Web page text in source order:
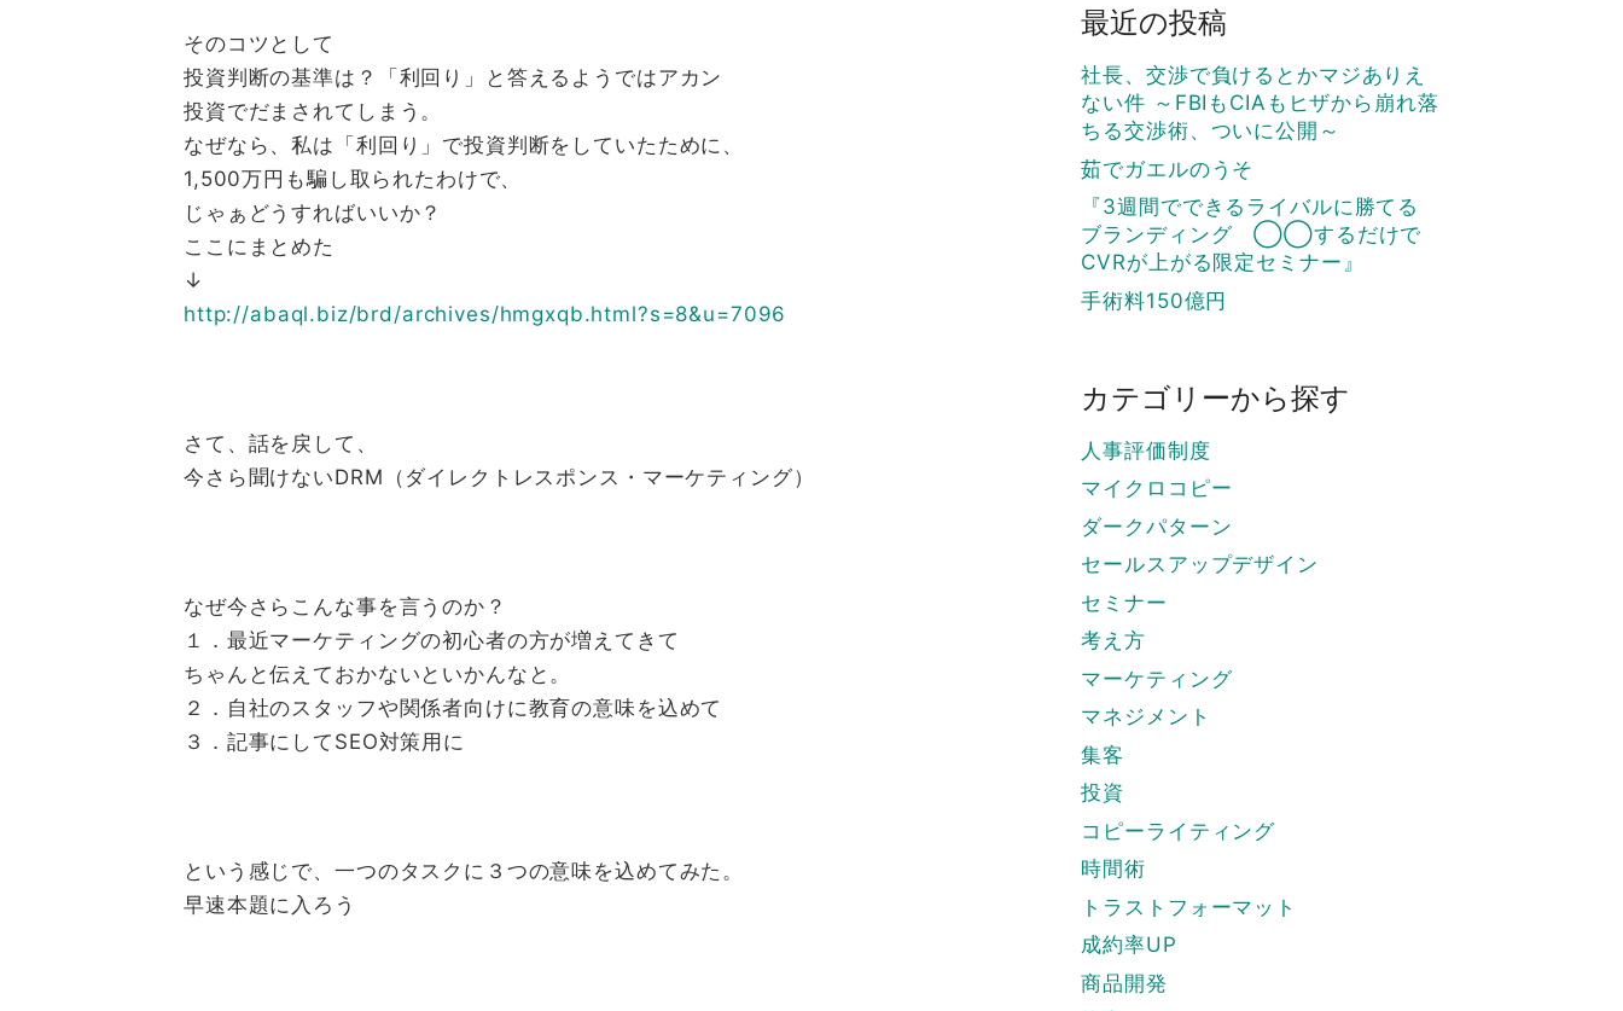
そのコツとして
投資判断の基準は？「利回り」と答えるようではアカン
投資でだまされてしまう。
なぜなら、私は「利回り」で投資判断をしていたために、
1,500万円も騙し取られたわけで、
じゃぁどうすればいいか？
ここにまとめた
↓
http://abaql.biz/brd/archives/hmgxqb.html?s=8&u=7096
さて、話を戻して、
今さら聞けないDRM（ダイレクトレスポンス・マーケティング）
なぜ今さらこんな事を言うのか？
１．最近マーケティングの初心者の方が増えてきて
ちゃんと伝えておかないといかんなと。
２．自社のスタッフや関係者向けに教育の意味を込めて
３．記事にしてSEO対策用に
という感じで、一つのタスクに３つの意味を込めてみた。
早速本題に入ろう
最近の投稿
社長、交渉で負けるとかマジありえ
ない件 ～FBIもCIAもヒザから崩れ落
ちる交渉術、ついに公開～
茹でガエルのうそ
『3週間でできるライバルに勝てる
ブランディング ◯◯するだけで
CVRが上がる限定セミナー』
手術料150億円
カテゴリーから探す
人事評価制度
マイクロコピー
ダークパターン
セールスアップデザイン
セミナー
考え方
マーケティング
マネジメント
集客
投資
コピーライティング
時間術
トラストフォーマット
成約率UP
商品開発